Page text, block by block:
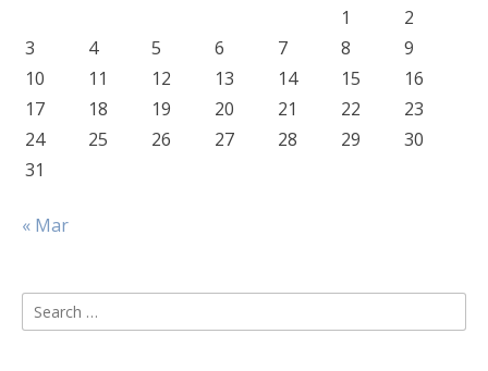
1
2
3
4 5 6 7 8
9
10
11 12 13 14 15
16
17
18 19 20 21 22
23
24
25 26 27 28 29
30
31
« Mar
Search
for: